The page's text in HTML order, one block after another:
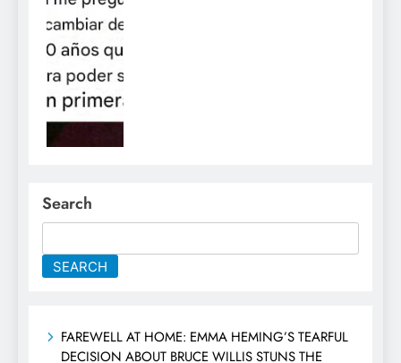
Search
SEARCH
FAREWELL AT HOME: EMMA HEMING’S TEARFUL
DECISION ABOUT BRUCE WILLIS STUNS THE